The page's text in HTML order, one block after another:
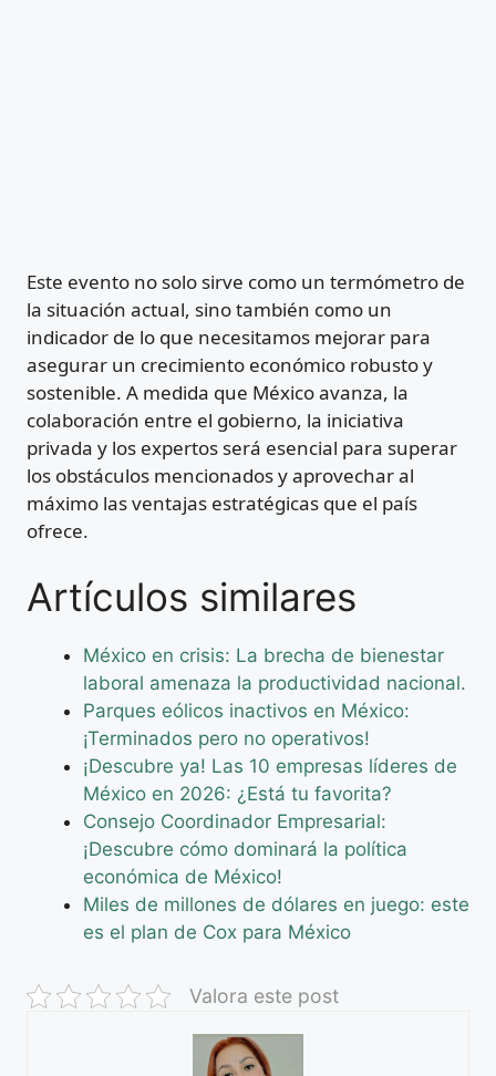
Este evento no solo sirve como un termómetro de
la situación actual, sino también como un
indicador de lo que necesitamos mejorar para
asegurar un crecimiento económico robusto y
sostenible. A medida que México avanza, la
colaboración entre el gobierno, la iniciativa
privada y los expertos será esencial para superar
los obstáculos mencionados y aprovechar al
máximo las ventajas estratégicas que el país
ofrece.
Artículos similares
México en crisis: La brecha de bienestar
laboral amenaza la productividad nacional.
Parques eólicos inactivos en México:
¡Terminados pero no operativos!
¡Descubre ya! Las 10 empresas líderes de
México en 2026: ¿Está tu favorita?
Consejo Coordinador Empresarial:
¡Descubre cómo dominará la política
económica de México!
Miles de millones de dólares en juego: este
es el plan de Cox para México
Valora este post